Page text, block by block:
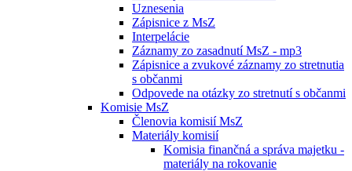
Uznesenia
Zápisnice z MsZ
Interpelácie
Záznamy zo zasadnutí MsZ - mp3
Zápisnice a zvukové záznamy zo stretnutia
s občanmi
Odpovede na otázky zo stretnutí s občanmi
Komisie MsZ
Členovia komisií MsZ
Materiály komisií
Komisia finančná a správa majetku -
materiály na rokovanie